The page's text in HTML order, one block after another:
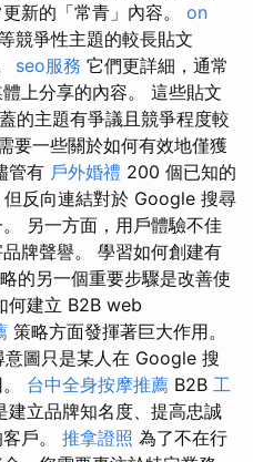
新的「常青」內容。 on
競爭性主題的較長貼文
seo服務 它們更詳細，通常
上分享的內容。 這些貼文
的主題有爭議且競爭程度較
要一些關於如何有效地僅獲
管有 戶外婚禮 200 個已知的
反向連結對於 Google 搜尋
另一方面，用戶體驗不佳
牌聲譽。 學習如何創建有
的另一個重要步驟是改善使
何建立 B2B web
策略方面發揮著巨大作用。
意圖只是某人在 Google 搜
台中全身按摩推薦 B2B 工
建立品牌知名度、提高忠誠
戶。 推拿證照 為了不在行